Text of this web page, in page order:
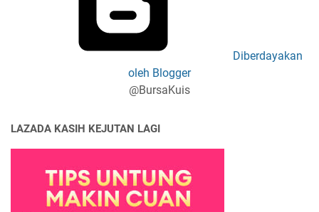
Diberdayakan
oleh Blogger
@BursaKuis
LAZADA KASIH KEJUTAN LAGI